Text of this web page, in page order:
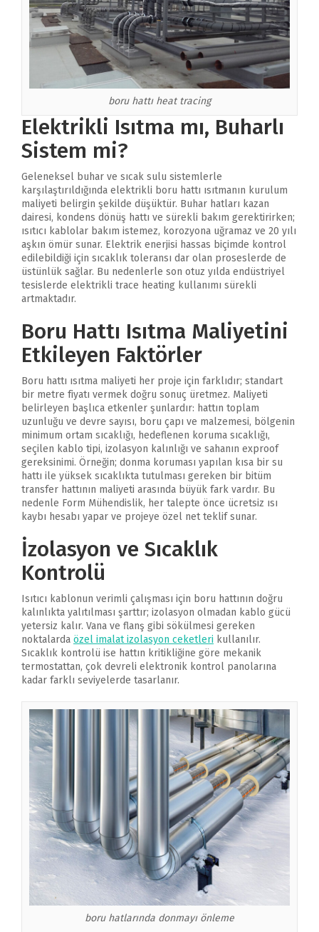
boru hattı heat tracing
Elektrikli Isıtma mı, Buharlı
Sistem mi?
Geleneksel buhar ve sıcak sulu sistemlerle
karşılaştırıldığında elektrikli boru hattı ısıtmanın kurulum
maliyeti belirgin şekilde düşüktür. Buhar hatları kazan
dairesi, kondens dönüş hattı ve sürekli bakım gerektirirken;
ısıtıcı kablolar bakım istemez, korozyona uğramaz ve 20 yılı
aşkın ömür sunar. Elektrik enerjisi hassas biçimde kontrol
edilebildiği için sıcaklık toleransı dar olan proseslerde de
üstünlük sağlar. Bu nedenlerle son otuz yılda endüstriyel
tesislerde elektrikli trace heating kullanımı sürekli
artmaktadır.
Boru Hattı Isıtma Maliyetini
Etkileyen Faktörler
Boru hattı ısıtma maliyeti her proje için farklıdır; standart
bir metre fiyatı vermek doğru sonuç üretmez. Maliyeti
belirleyen başlıca etkenler şunlardır: hattın toplam
uzunluğu ve devre sayısı, boru çapı ve malzemesi, bölgenin
minimum ortam sıcaklığı, hedeflenen koruma sıcaklığı,
seçilen kablo tipi, izolasyon kalınlığı ve sahanın exproof
gereksinimi. Örneğin; donma koruması yapılan kısa bir su
hattı ile yüksek sıcaklıkta tutulması gereken bir bitüm
transfer hattının maliyeti arasında büyük fark vardır. Bu
nedenle Form Mühendislik, her talepte önce ücretsiz ısı
kaybı hesabı yapar ve projeye özel net teklif sunar.
İzolasyon ve Sıcaklık
Kontrolü
Isıtıcı kablonun verimli çalışması için boru hattının doğru
kalınlıkta yalıtılması şarttır; izolasyon olmadan kablo gücü
yetersiz kalır. Vana ve flanş gibi sökülmesi gereken
noktalarda özel imalat izolasyon ceketleri kullanılır.
Sıcaklık kontrolü ise hattın kritikliğine göre mekanik
termostattan, çok devreli elektronik kontrol panolarına
kadar farklı seviyelerde tasarlanır.
boru hatlarında donmayı önleme